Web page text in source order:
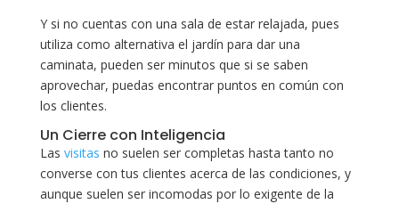
Y si no cuentas con una sala de estar relajada, pues
utiliza como alternativa el jardín para dar una
caminata, pueden ser minutos que si se saben
aprovechar, puedas encontrar puntos en común con
los clientes.
Un Cierre con Inteligencia
Las visitas no suelen ser completas hasta tanto no
converse con tus clientes acerca de las condiciones, y
aunque suelen ser incomodas por lo exigente de la